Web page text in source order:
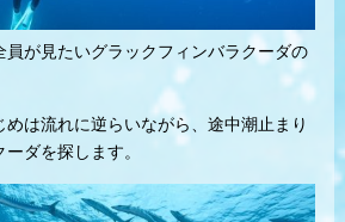
員が見たいグラックフィンバラクーダの
は流れに逆らいながら、途中潮止まり
ダを探します。